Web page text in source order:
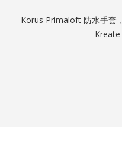
Korus Primaloft 防水手套